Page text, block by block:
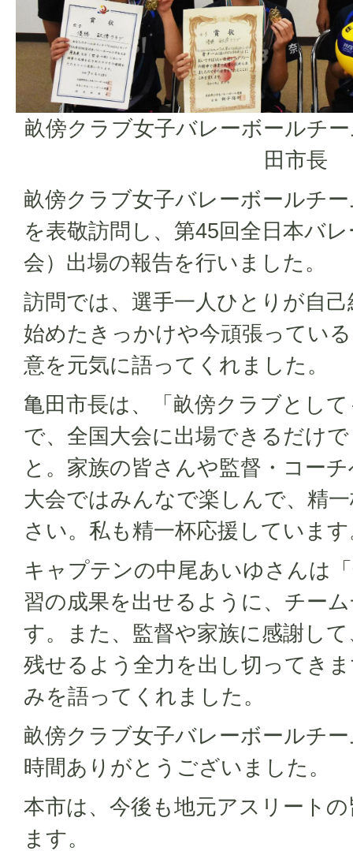
畝傍クラブ女子バレーボールチ
田市長
畝傍クラブ女子バレーボールチ
を表敬訪問し、第45回全日本バ
会）出場の報告を行いました。
訪問では、選手一人ひとりが自
始めたきっかけや今頑張ってい
意を元気に語ってくれました。
亀田市長は、「畝傍クラブとし
で、全国大会に出場できるだけ
と。家族の皆さんや監督・コー
大会ではみんなで楽しんで、精
さい。私も精一杯応援していま
キャプテンの中尾あいゆさんは
習の成果を出せるように、チー
す。また、監督や家族に感謝し
残せるよう全力を出し切ってき
みを語ってくれました。
畝傍クラブ女子バレーボールチ
時間ありがとうございました。
本市は、今後も地元アスリート
ます。